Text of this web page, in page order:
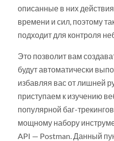
описанные в них
времени и сил, поэтому
подходит для контроля
Это позволит вам
будут автоматически
избавляя вас от лишней
приступаем к изучению
популярной баг-
мощному набору
API — Postman. Данный